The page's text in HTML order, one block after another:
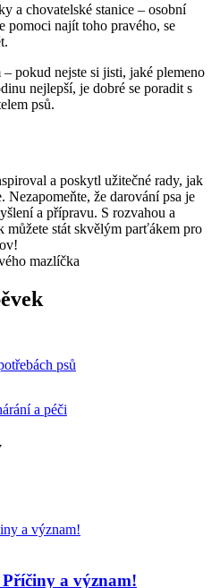
a chovatelské stanice – osobní
pomoci najít toho pravého, se
– pokud nejste si jisti, jaké plemeno
nejlepší, je dobré se poradit s
psů.
a poskytl užitečné rady, jak
že darování psa je
a přípravu. S rozvahou a
můžete stát skvělým parťákem pro
psů
a péči
a význam!